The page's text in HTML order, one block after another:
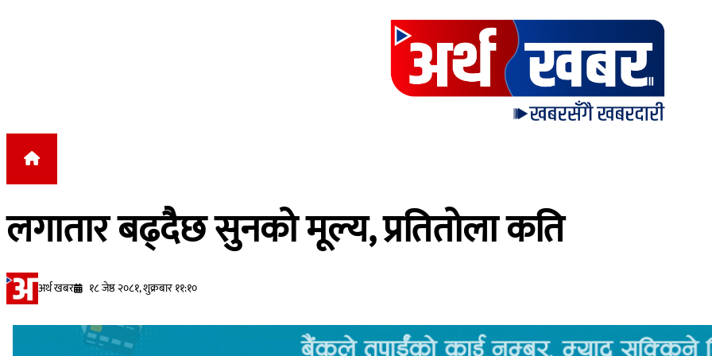
लगातार बढ्दैछ सुनको मूल्य, प्रतितोला कति
अर्थ खबर १८ जेष्ठ २०८१, शुक्रबार ११:१०